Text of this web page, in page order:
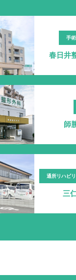
手
春日井
師
通所リハビ
三